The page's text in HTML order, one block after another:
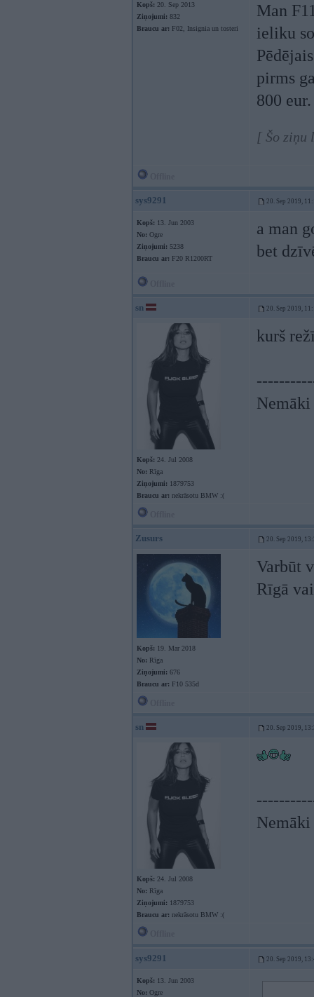
Kopš: 20. Sep 2013
Ziņojumi: 832
Braucu ar: F02, Insignia un tosteri
Man
ieliku
pirms
800 eur.
[ Šo ziņu
sys9291 20. Sep 2019,
Kopš: 13. Jun 2003
No: Ogre
Ziņojumi: 5238
Braucu ar: F20 R1200RT
a man
bet
sn 20. Sep 2019,
Kopš: 24. Jul 2008
No: Rīga
Ziņojumi: 1879753
Braucu ar: nekrāsotu BMW :(
kurš
Zusurs 20. Sep 2019,
Kopš: 19. Mar 2018
No: Rīga
Ziņojumi: 676
Braucu ar: F10 535d
Varbūt
Rīgā
sn 20. Sep 2019,
Kopš: 24. Jul 2008
No: Rīga
Ziņojumi: 1879753
Braucu ar: nekrāsotu BMW :(
sys9291 20. Sep 2019,
Kopš: 13. Jun 2003
No: Ogre